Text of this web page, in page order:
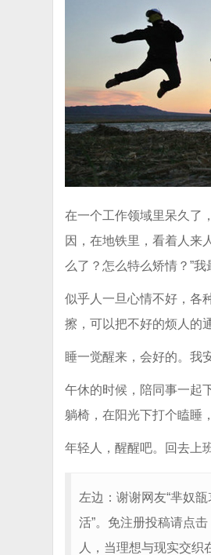
在一个工作领域里呆久了
因，在地铁里，看着人来
么了？怎么特么矫情？”
似乎人一旦心情不好，各
擦，可以把不好的烦人的
睡一觉醒来，会好的。我
午休的时候，陪同事一起
躺椅，在阳光下打个瞌睡
年轻人，醒醒吧。回去上
左边：谢谢网友“芈奴
活”。免注册投稿请点击
人，当理想与现实交